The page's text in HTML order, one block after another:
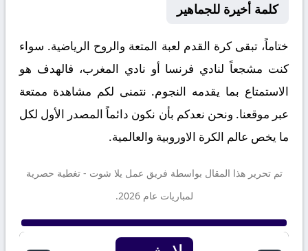
كلمة أخيرة للجماهير
ختاماً، تبقى كرة القدم لعبة المتعة والروح الرياضية. سواء
كنت مشجعاً لنادي فرنسا أو نادي المغرب، فالهدف هو
الاستمتاع بما يقدمه النجوم. نتمنى لكم مشاهدة ممتعة
عبر موقعنا. ونحن نعدكم بأن نكون دائماً المصدر الأول لكل
ما يخص عالم الكرة الاوروبية والعالمية.
تم تحرير هذا المقال بواسطة فريق عمل يلا شوت - تغطية حصرية
لمباريات عام 2026.